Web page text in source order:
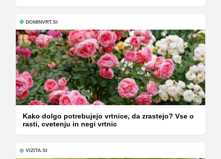
DOMINVRT.SI
Kako dolgo potrebujejo vrtnice, da zrastejo? Vse o
rasti, cvetenju in negi vrtnic
VIZITA.SI